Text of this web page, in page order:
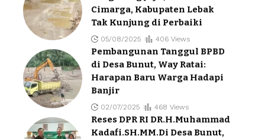
Cimarga, Kabupaten Lebak
Tak Kunjung di Perbaiki
05/08/2025 406 Views
Pembangunan Tanggul BPBD
di Desa Bunut, Way Ratai:
Harapan Baru Warga Hadapi
Banjir
02/07/2025 468 Views
Reses DPR RI DR.H.Muhammad
Kadafi.SH.MM.Di Desa Bunut,